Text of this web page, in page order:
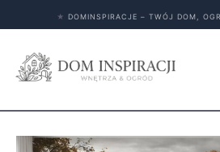
★ DOMINSPIRACJE – TWÓJ DOM,